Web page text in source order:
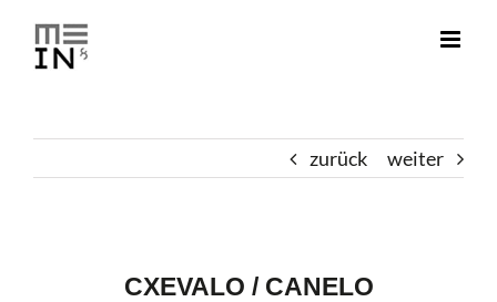
Inhalt
springen
zurück weiter
CXEVALO / CANELO